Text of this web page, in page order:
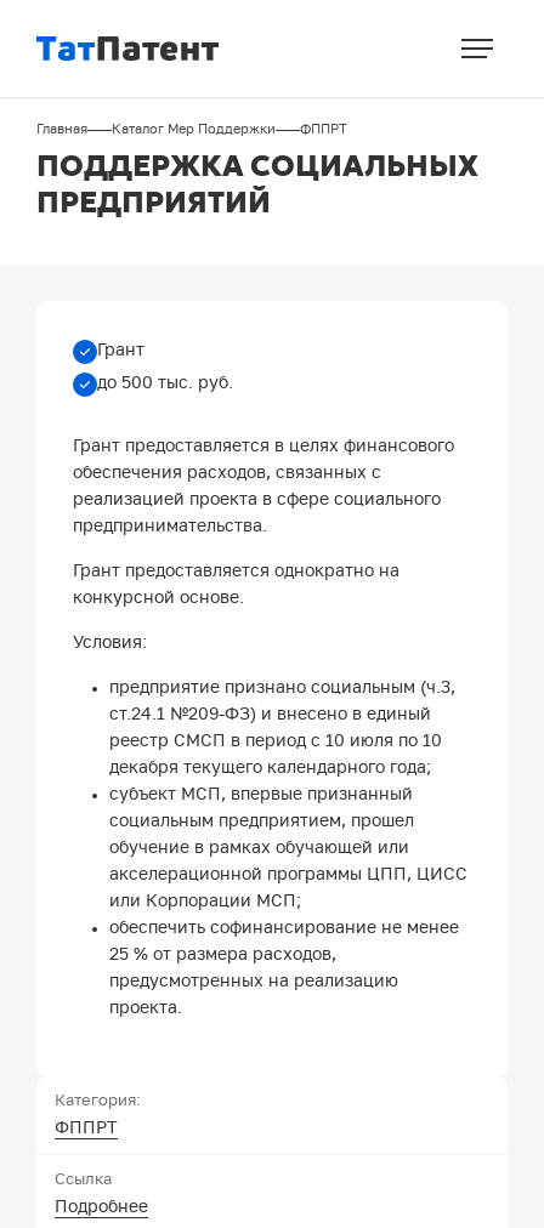
содержанию
Строка
навигации
Главная Каталог Мер Поддержки ФППРТ
ПОДДЕРЖКА СОЦИАЛЬНЫХ
ПРЕДПРИЯТИЙ
Грант
до 500 тыс. руб.
Грант предоставляется в целях финансового
обеспечения расходов, связанных с
реализацией проекта в сфере социального
предпринимательства.
Грант предоставляется однократно на
конкурсной основе.
Условия:
предприятие признано социальным (ч.3,
ст.24.1 №209-ФЗ) и внесено в единый
реестр СМСП в период с 10 июля по 10
декабря текущего календарного года;
субъект МСП, впервые признанный
социальным предприятием, прошел
обучение в рамках обучающей или
акселерационной программы ЦПП, ЦИСС
или Корпорации МСП;
обеспечить софинансирование не менее
25 % от размера расходов,
предусмотренных на реализацию
проекта.
Категория:
ФППРТ
Ссылка
Подробнее